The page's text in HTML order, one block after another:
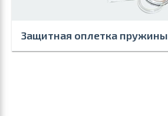
Защитная оплетка пружины